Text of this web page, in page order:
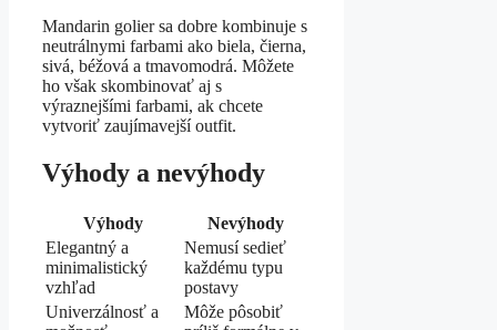
Mandarin golier sa dobre kombinuje s
neutrálnymi farbami ako biela, čierna,
sivá, béžová a tmavomodrá. Môžete
ho však skombinovať aj s
výraznejšími farbami, ak chcete
vytvoriť zaujímavejší outfit.
Výhody a nevýhody
Výhody
Nevýhody
Elegantný a
minimalistický
vzhľad
Nemusí sedieť
každému typu
postavy
Univerzálnosť a
Môže pôsobiť